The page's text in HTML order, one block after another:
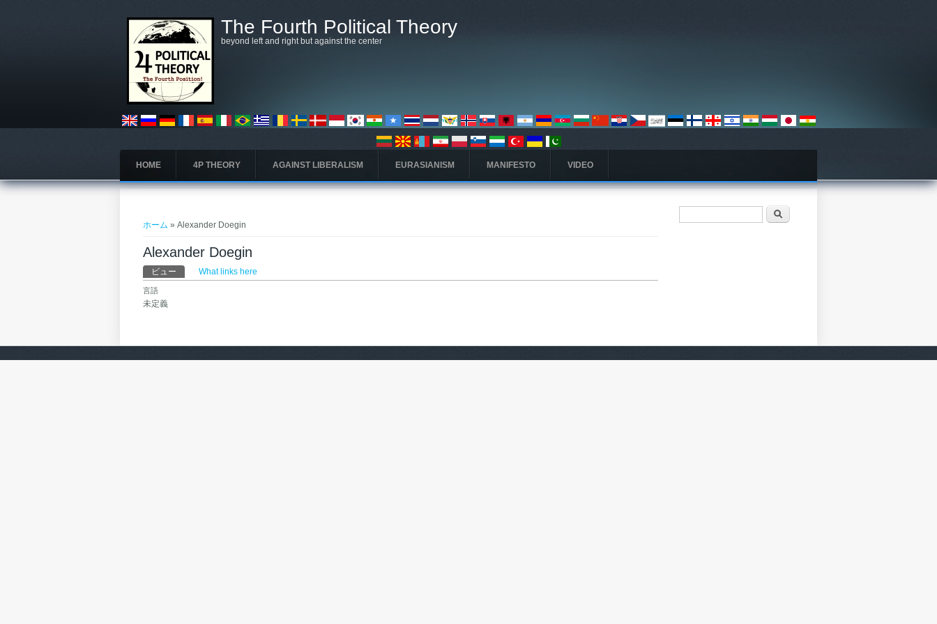
The Fourth Political Theory
beyond left and right but against the center
HOME 4P THEORY AGAINST LIBERALISM EURASIANISM MANIFESTO VIDEO
ホーム » Alexander Doegin
Alexander Doegin
プライマリータブ
ビュー (アクティブなタブ)
What links here
言語
未定義
検索フォーム